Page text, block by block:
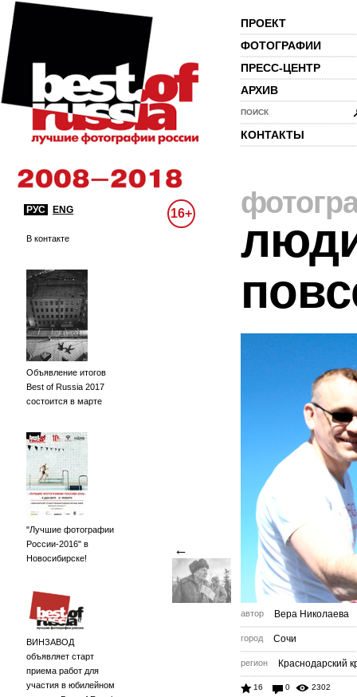
ПРОЕКТ
ФОТОГРАФИИ
ПРЕСС-ЦЕНТР
АРХИВ
ПОИСК
КОНТАКТЫ
РУС ENG 16+
В контакте
Объявление итогов
Best of Russia 2017
состоится в марте
"Лучшие фотографии
России-2016" в
Новосибирске!
ВИНЗАВОД
объявляет старт
приема работ для
участия в юбилейном
←
автор Вера Николаева
город Сочи
регион Краснодарский
16 0 2302